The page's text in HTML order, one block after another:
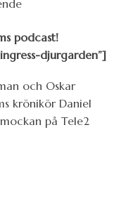
podcast!
djurgarden”]
och Oskar
krönikör Daniel
på Tele2